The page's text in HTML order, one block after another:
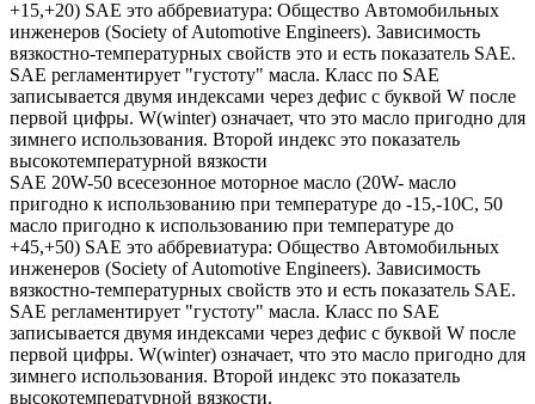
+15,+20) SAE это аббревиатура: Общество Автомобильных
инженеров (Society of Automotive Engineers). Зависимость
вязкостно-температурных свойств это и есть показатель SAE.
SAE регламентирует "густоту" масла. Класс по SAE
записывается двумя индексами через дефис с буквой W после
первой цифры. W(winter) означает, что это масло пригодно для
зимнего использования. Второй индекс это показатель
высокотемпературной вязкости
SAE 20W-50 всесезонное моторное масло (20W- масло
пригодно к использованию при температуре до -15,-10С, 50
масло пригодно к использованию при температуре до
+45,+50) SAE это аббревиатура: Общество Автомобильных
инженеров (Society of Automotive Engineers). Зависимость
вязкостно-температурных свойств это и есть показатель SAE.
SAE регламентирует "густоту" масла. Класс по SAE
записывается двумя индексами через дефис с буквой W после
первой цифры. W(winter) означает, что это масло пригодно для
зимнего использования. Второй индекс это показатель
высокотемпературной вязкости.